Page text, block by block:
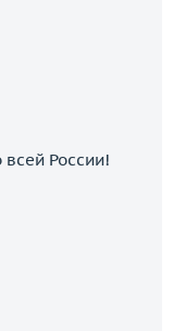
всей России!